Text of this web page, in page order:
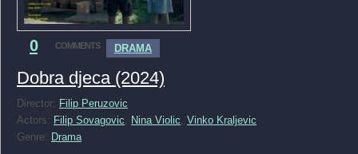
0 COMMENTS DRAMA
Dobra djeca (2024)
Director: Filip Peruzovic
Actors: Filip Sovagovic, Nina Violic, Vinko Kraljevic
Genre: Drama